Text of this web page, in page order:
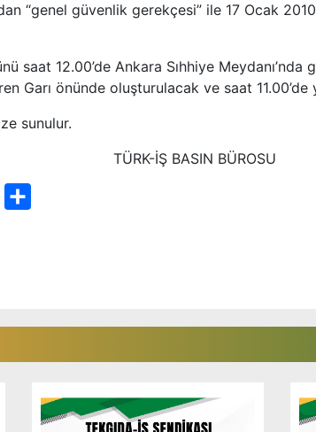
“genel güvenlik gerekçesi” ile 17 Ocak
saat 12.00’de Ankara Sıhhiye
Garı önünde oluşturulacak ve saat
sunulur.
BÜROSU
Email